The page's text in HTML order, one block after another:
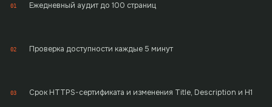
01 Ежедневный аудит до 100 страниц
02 Проверка доступности каждые 5 минут
03 Срок HTTPS-сертификата и изменения Title, Description и H1